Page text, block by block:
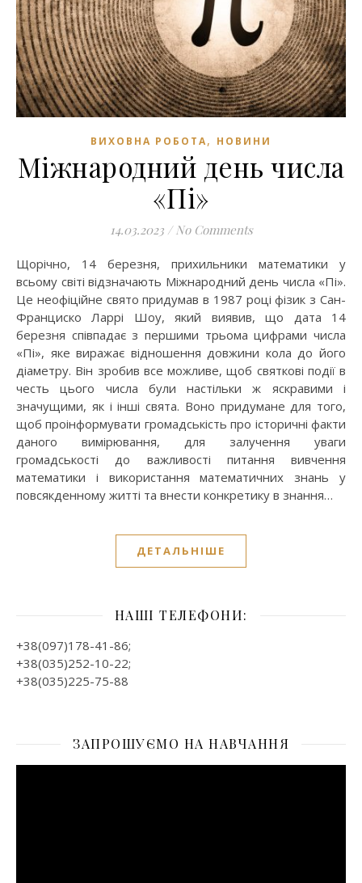
ВИХОВНА РОБОТА, НОВИНИ
Міжнародний день числа
«Пі»
14.03.2023 / No Comments
Щорічно, 14 березня, прихильники математики у
всьому світі відзначають Міжнародний день числа «Пі».
Це неофіційне свято придумав в 1987 році фізик з Сан-
Франциско Ларрі Шоу, який виявив, що дата 14
березня співпадає з першими трьома цифрами числа
«Пі», яке виражає відношення довжини кола до його
діаметру. Він зробив все можливе, щоб святкові події в
честь цього числа були настільки ж яскравими і
значущими, як і інші свята. Воно придумане для того,
щоб проінформувати громадськість про історичні факти
даного вимірювання, для залучення уваги
громадськості до важливості питання вивчення
математики і використання математичних знань у
повсякденному житті та внести конкретику в знання…
ДЕТАЛЬНІШЕ
НАШІ ТЕЛЕФОНИ:
+38(097)178-41-86;
+38(035)252-10-22;
+38(035)225-75-88
ЗАПРОШУЄМО НА НАВЧАННЯ
Відеопрогравач